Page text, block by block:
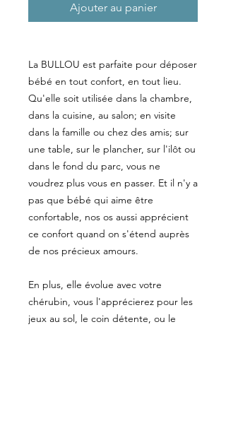
Ajouter au panier
La BULLOU est parfaite pour déposer
bébé en tout confort, en tout lieu.
Qu'elle soit utilisée dans la chambre,
dans la cuisine, au salon; en visite
dans la famille ou chez des amis; sur
une table, sur le plancher, sur l'ilôt ou
dans le fond du parc, vous ne
voudrez plus vous en passer. Et il n'y a
pas que bébé qui aime être
confortable, nos os aussi apprécient
ce confort quand on s'étend auprès
de nos précieux amours.
En plus, elle évolue avec votre
chérubin, vous l'apprécierez pour les
jeux au sol, le coin détente, ou le